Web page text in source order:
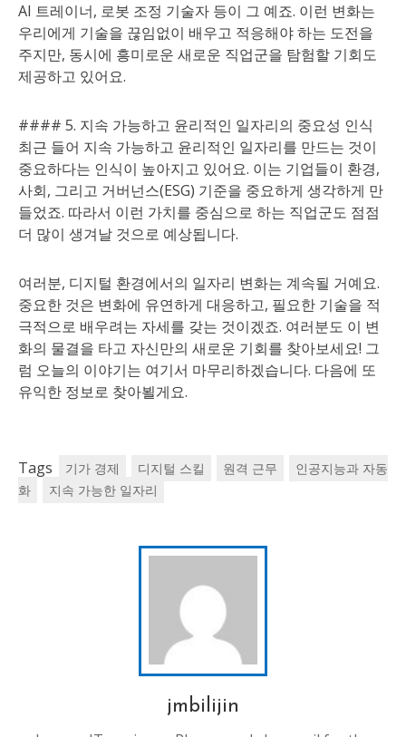
AI 트레이너, 로봇 조정 기술자 등이 그 예죠. 이런 변화는
우리에게 기술을 끊임없이 배우고 적응해야 하는 도전을
주지만, 동시에 흥미로운 새로운 직업군을 탐험할 기회도
제공하고 있어요.
#### 5. 지속 가능하고 윤리적인 일자리의 중요성 인식
최근 들어 지속 가능하고 윤리적인 일자리를 만드는 것이
중요하다는 인식이 높아지고 있어요. 이는 기업들이 환경,
사회, 그리고 거버넌스(ESG) 기준을 중요하게 생각하게 만
들었죠. 따라서 이런 가치를 중심으로 하는 직업군도 점점
더 많이 생겨날 것으로 예상됩니다.
여러분, 디지털 환경에서의 일자리 변화는 계속될 거예요.
중요한 것은 변화에 유연하게 대응하고, 필요한 기술을 적
극적으로 배우려는 자세를 갖는 것이겠죠. 여러분도 이 변
화의 물결을 타고 자신만의 새로운 기회를 찾아보세요! 그
럼 오늘의 이야기는 여기서 마무리하겠습니다. 다음에 또
유익한 정보로 찾아뵐게요.
Tags 기가 경제 디지털 스킬 원격 근무
인공지능과 자동
화
지속 가능한 일자리
jmbilijin